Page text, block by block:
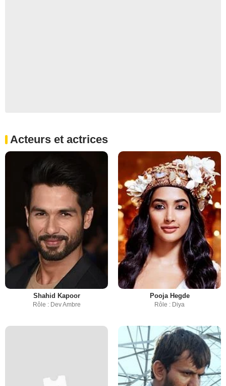
Acteurs et actrices
Shahid Kapoor
Rôle : Dev Ambre
Pooja Hegde
Rôle : Diya